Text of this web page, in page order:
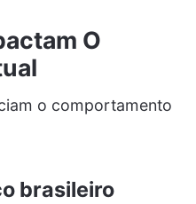
O
o comportamento
brasileiro